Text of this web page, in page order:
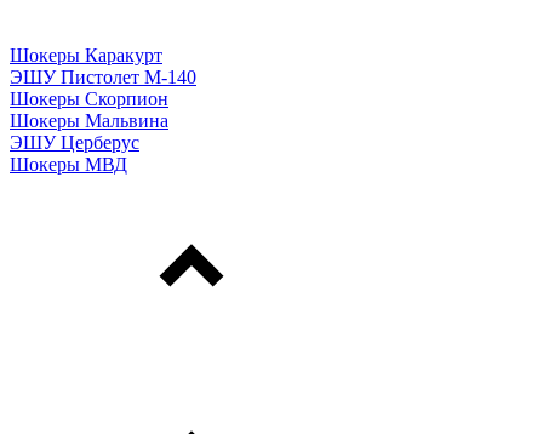
Шокеры Каракурт
ЭШУ Пистолет М-140
Шокеры Скорпион
Шокеры Мальвина
ЭШУ Церберус
Шокеры МВД